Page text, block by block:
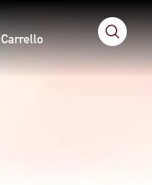
Carrello